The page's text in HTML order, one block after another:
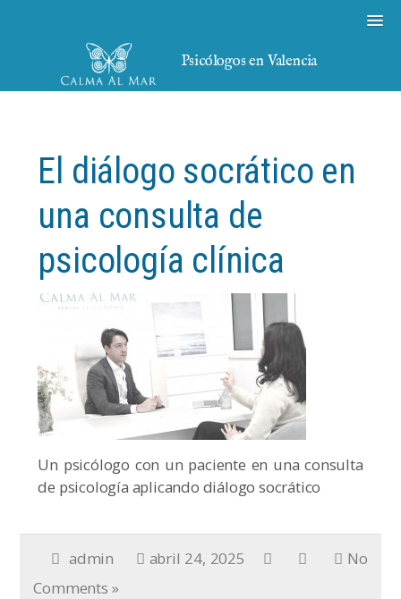
Psicólogos en Valencia
El diálogo socrático en
una consulta de
psicología clínica
Un psicólogo con un paciente en una consulta
de psicología aplicando diálogo socrático
admin abril 24, 2025
No
Comments »